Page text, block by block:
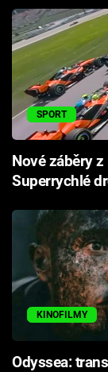
SPORT
Nové záběry
Superrychlé
KINOFILMY
Odyssea: